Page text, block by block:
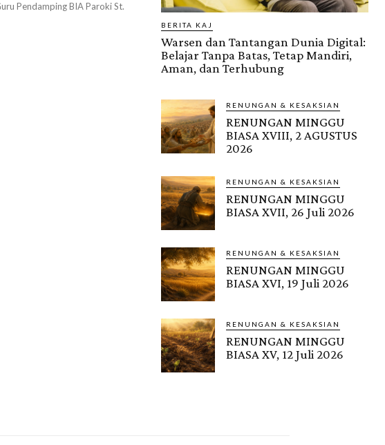
Pendamping BIA Paroki St.
BERITA KAJ
Warsen dan Tantangan Dunia Digital:
Belajar Tanpa Batas, Tetap Mandiri,
Aman, dan Terhubung
RENUNGAN & KESAKSIAN
RENUNGAN MINGGU
BIASA XVIII, 2 AGUSTUS
2026
RENUNGAN & KESAKSIAN
RENUNGAN MINGGU
BIASA XVII, 26 Juli 2026
RENUNGAN & KESAKSIAN
RENUNGAN MINGGU
BIASA XVI, 19 Juli 2026
RENUNGAN & KESAKSIAN
RENUNGAN MINGGU
BIASA XV, 12 Juli 2026